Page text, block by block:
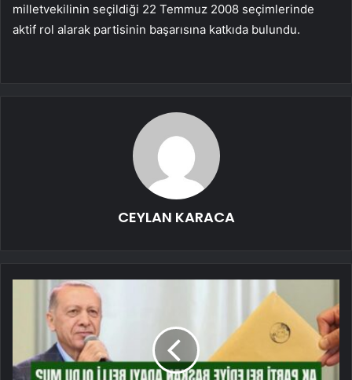
milletvekilinin seçildiği 22 Temmuz 2008 seçimlerinde
aktif rol alarak partisinin başarısına katkıda bulundu.
CEYLAN KARACA